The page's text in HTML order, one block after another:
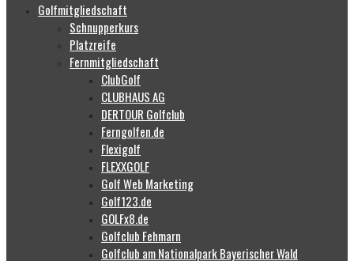
Golfmitgliedschaft
Schnupperkurs
Platzreife
Fernmitgliedschaft
ClubGolf
CLUBHAUS AG
DERTOUR Golfclub
Ferngolfen.de
Flexigolf
FLEXXGOLF
Golf Web Marketing
Golf123.de
GOLFx8.de
Golfclub Fehmarn
Golfclub am Nationalpark Bayerischer Wald